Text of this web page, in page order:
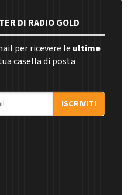
DI RADIO GOLD
per ricevere le ultime
casella di posta
ISCRIVITI